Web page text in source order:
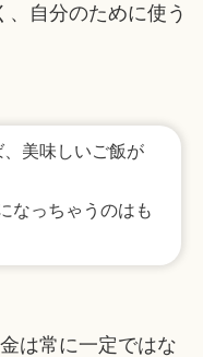
自分のために使う
美味しいご飯が
なっちゃうのはも
は常に一定ではな